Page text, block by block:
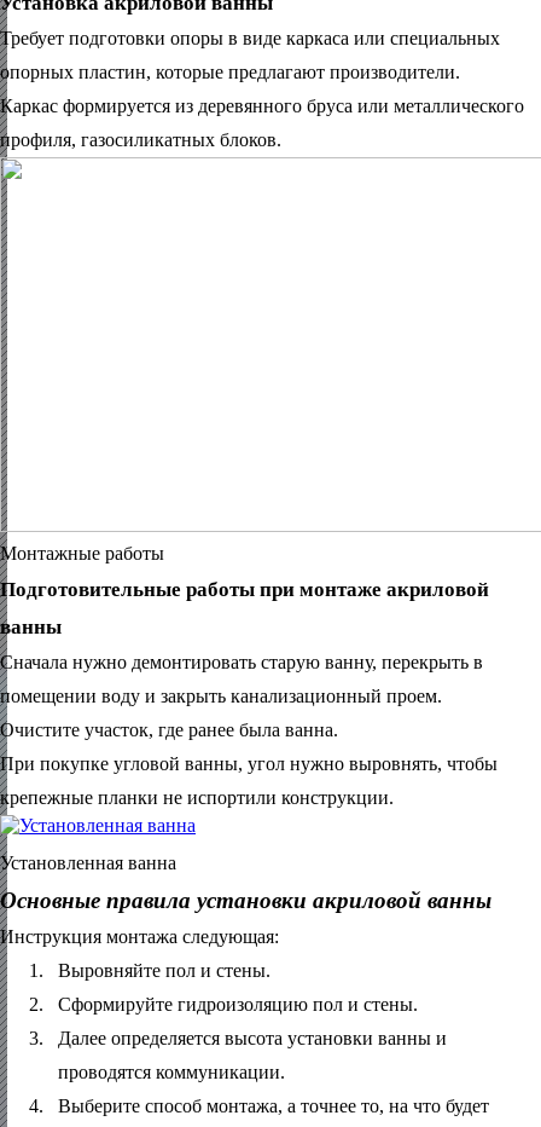
Требует подготовки опоры в виде каркаса или специальных
опорных пластин, которые предлагают производители.
Каркас формируется из деревянного бруса или металлического
профиля, газосиликатных блоков.
Монтажные работы
Подготовительные работы при монтаже акриловой
ванны
Сначала нужно демонтировать старую ванну, перекрыть в
помещении воду и закрыть канализационный проем.
Очистите участок, где ранее была ванна.
При покупке угловой ванны, угол нужно выровнять, чтобы
крепежные планки не испортили конструкции.
Установленная ванна
Основные правила установки акриловой ванны
Инструкция монтажа следующая:
1.
Выровняйте пол и стены.
2.
Сформируйте гидроизоляцию пол и стены.
3.
Далее определяется высота установки ванны и
проводятся коммуникации.
4.
Выберите способ монтажа, а точнее то, на что будет